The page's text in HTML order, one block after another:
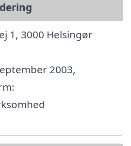
1, 3000 Helsingør
2003,